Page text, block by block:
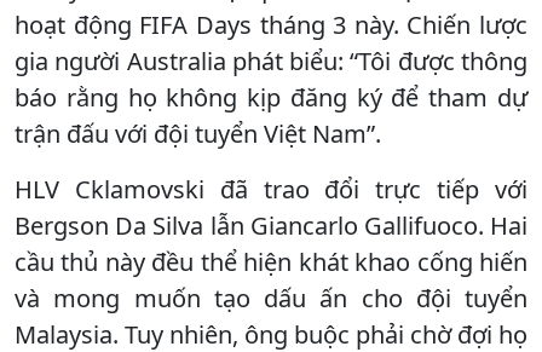
hoạt động FIFA Days tháng 3 này. Chiến lược
gia người Australia phát biểu: “Tôi được thông
báo rằng họ không kịp đăng ký để tham dự
trận đấu với đội tuyển Việt Nam”.
HLV Cklamovski đã trao đổi trực tiếp với
Bergson Da Silva lẫn Giancarlo Gallifuoco. Hai
cầu thủ này đều thể hiện khát khao cống hiến
và mong muốn tạo dấu ấn cho đội tuyển
Malaysia. Tuy nhiên, ông buộc phải chờ đợi họ